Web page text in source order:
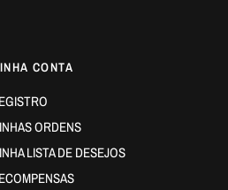
CONTA
ORDENS
LISTA DE DESEJOS